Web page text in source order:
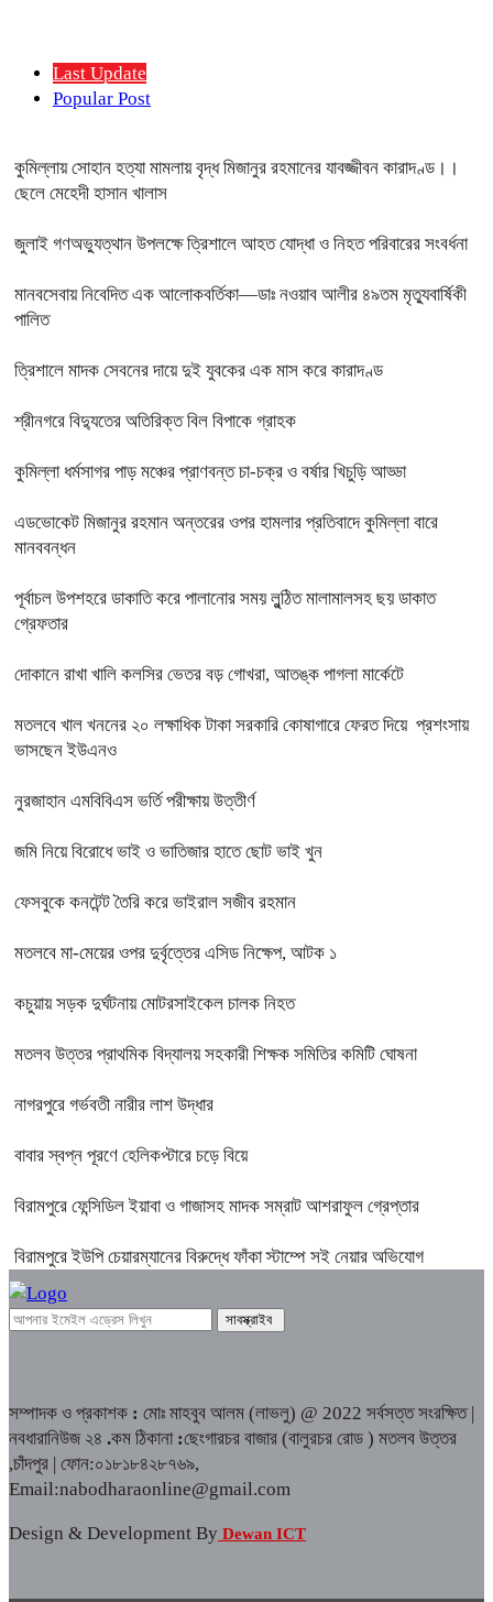
Last Update
Popular Post
কুমিল্লায় সোহান হত্যা মামলায় বৃদ্ধ মিজানুর রহমানের যাবজ্জীবন কারাদণ্ড।।
ছেলে মেহেদী হাসান খালাস
জুলাই গণঅভ্যুত্থান উপলক্ষে ত্রিশালে আহত যোদ্ধা ও নিহত পরিবারের সংবর্ধনা
মানবসেবায় নিবেদিত এক আলোকবর্তিকা—ডাঃ নওয়াব আলীর ৪৯তম মৃত্যুবার্ষিকী
পালিত
ত্রিশালে মাদক সেবনের দায়ে দুই যুবকের এক মাস করে কারাদণ্ড
শ্রীনগরে বিদ্যুতের অতিরিক্ত বিল বিপাকে গ্রাহক
কুমিল্লা ধর্মসাগর পাড় মঞ্চের প্রাণবন্ত চা-চক্র ও বর্ষার খিচুড়ি আড্ডা
এডভোকেট মিজানুর রহমান অন্তরের ওপর হামলার প্রতিবাদে কুমিল্লা বারে
মানববন্ধন
পূর্বাচল উপশহরে ডাকাতি করে পালানোর সময় লুন্ঠিত মালামালসহ ছয় ডাকাত
গ্রেফতার
দোকানে রাখা খালি কলসির ভেতর বড় গোখরা, আতঙ্ক পাগলা মার্কেটে
মতলবে খাল খননের ২০ লক্ষাধিক টাকা সরকারি কোষাগারে ফেরত দিয়ে প্রশংসায়
ভাসছেন ইউএনও
নুরজাহান এমবিবিএস ভর্তি পরীক্ষায় উত্তীর্ণ
জমি নিয়ে বিরোধে ভাই ও ভাতিজার হাতে ছোট ভাই খুন
ফেসবুকে কনটেন্ট তৈরি করে ভাইরাল সজীব রহমান
মতলবে মা-মেয়ের ওপর দুর্বৃত্তের এসিড নিক্ষেপ, আটক ১
কচুয়ায় সড়ক দুর্ঘটনায় মোটরসাইকেল চালক নিহত
মতলব উত্তর প্রাথমিক বিদ্যালয় সহকারী শিক্ষক সমিতির কমিটি ঘোষনা
নাগরপুরে গর্ভবতী নারীর লাশ উদ্ধার
বাবার স্বপ্ন পূরণে হেলিকপ্টারে চড়ে বিয়ে
বিরামপুরে ফেন্সিডিল ইয়াবা ও গাজাসহ মাদক সম্রাট আশরাফুল গ্রেপ্তার
বিরামপুরে ইউপি চেয়ারম্যানের বিরুদ্ধে ফাঁকা স্টাম্পে সই নেয়ার অভিযোগ
সম্পাদক ও প্রকাশক : মোঃ মাহবুব আলম (লাভলু) @ 2022 সর্বসত্ত সংরক্ষিত |
নবধারানিউজ ২৪ .কম ঠিকানা :ছেংগারচর বাজার (বালুরচর রোড ) মতলব উত্তর
,চাঁদপুর | ফোন:০১৮১৮৪২৮৭৬৯,
Email:nabodharaonline@gmail.com
Design & Development By Dewan ICT